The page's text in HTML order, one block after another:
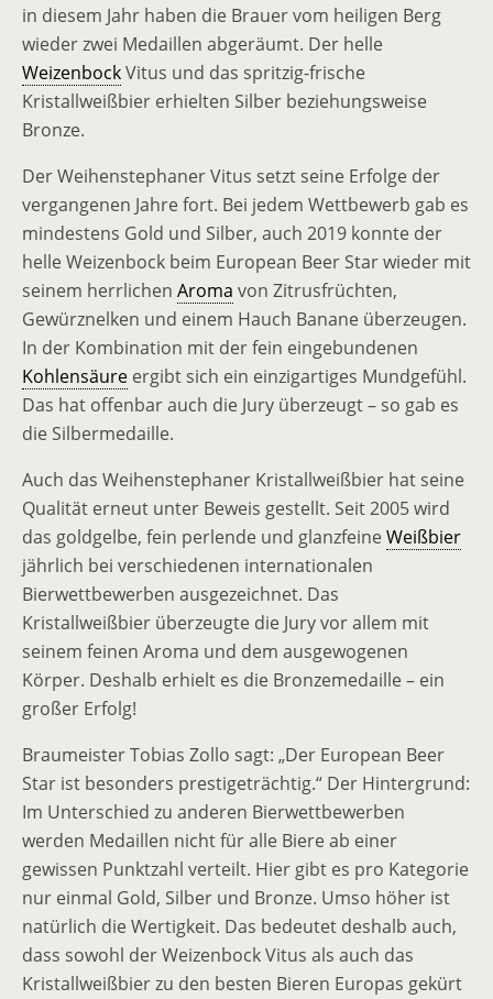
in diesem Jahr haben die Brauer vom heiligen Berg
wieder zwei Medaillen abgeräumt. Der helle
WeizenbockVitus und das spritzig-frische
Kristallweißbier erhielten Silber beziehungsweise
Bronze.
Der Weihenstephaner Vitus setzt seine Erfolge der
vergangenen Jahre fort. Bei jedem Wettbewerb gab es
mindestens Gold und Silber, auch 2019 konnte der
helle Weizenbock beim European Beer Star wieder mit
seinem herrlichen Aroma von Zitrusfrüchten,
Gewürznelken und einem Hauch Banane überzeugen.
In der Kombination mit der fein eingebundenen
Kohlensäure ergibt sich ein einzigartiges Mundgefühl.
Das hat offenbar auch die Jury überzeugt – so gab es
die Silbermedaille.
Auch das Weihenstephaner Kristallweißbier hat seine
Qualität erneut unter Beweis gestellt. Seit 2005 wird
das goldgelbe, fein perlende und glanzfeineWeißbier
jährlich bei verschiedenen internationalen
Bierwettbewerben ausgezeichnet. Das
Kristallweißbier überzeugte die Jury vor allem mit
seinem feinen Aroma und dem ausgewogenen
Körper. Deshalb erhielt es die Bronzemedaille – ein
großer Erfolg!
Braumeister Tobias Zollo sagt: „Der European Beer
Star ist besonders prestigeträchtig.“ Der Hintergrund:
Im Unterschied zu anderen Bierwettbewerben
werden Medaillen nicht für alle Biere ab einer
gewissen Punktzahl verteilt. Hier gibt es pro Kategorie
nur einmal Gold, Silber und Bronze. Umso höher ist
natürlich die Wertigkeit. Das bedeutet deshalb auch,
dass sowohl der Weizenbock Vitus als auch das
Kristallweißbier zu den besten Bieren Europas gekürt